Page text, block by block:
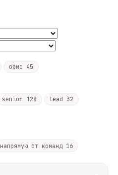
офис 45
senior 128 lead 32
напрямую от команд 16